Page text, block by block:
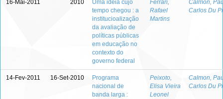
16-Mai-2011 2010
Uma idéia cujo
tempo chegou : a
institucioalização
da avaliação de
políticas públicas
em educação no
contexto do
governo federal
Ferrari,
Rafael
Martins
Calmon,
Carlos Du
14-Fev-2011 16-Set-2010
Programa
nacional de
banda larga :
Peixoto,
Elisa Vieira
Leonel
Calmon,
Carlos Du